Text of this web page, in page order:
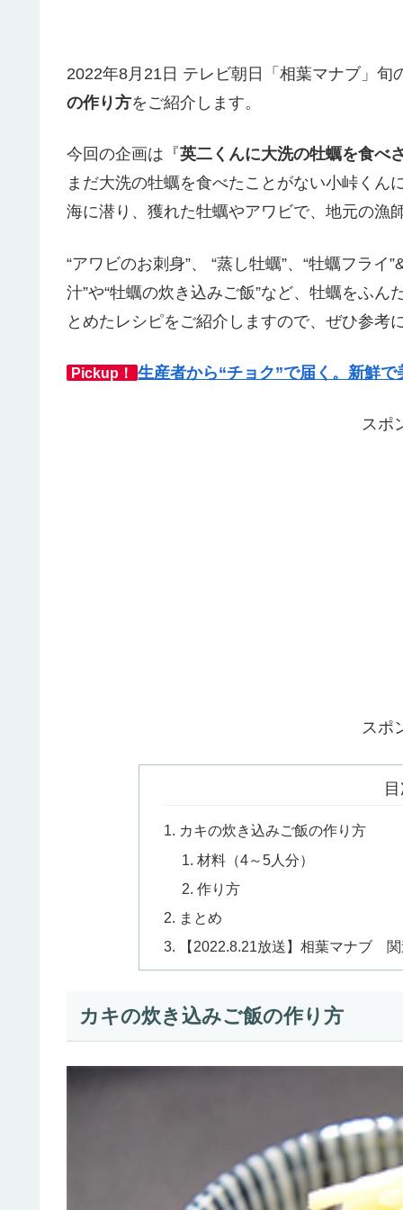
2022年8月21日 テレビ朝日「相葉マナブ」旬
の作り方をご紹介します。
今回の企画は『英二くんに大洗の牡蠣を食べ
まだ大洗の牡蠣を食べたことがない小峠くん
海に潜り、獲れた牡蠣やアワビで、地元の漁
“アワビのお刺身”、 “蒸し牡蠣”、“牡蠣フラ
汁”や“牡蠣の炊き込みご飯”など、牡蠣をふ
とめたレシピをご紹介しますので、ぜひ参考
Pickup！ 生産者から“チョク”で届く。新鮮
スポ
スポ
カキの炊き込みご飯の作り方
材料（4～5人分）
作り方
まとめ
【2022.8.21放送】相葉マナブ
カキの炊き込みご飯の作り方